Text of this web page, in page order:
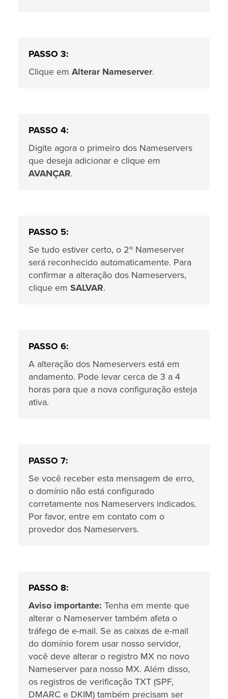
PASSO 3:
Clique em Alterar Nameserver.
PASSO 4:
Digite agora o primeiro dos Nameservers
que deseja adicionar e clique em
AVANÇAR.
PASSO 5:
Se tudo estiver certo, o 2º Nameserver
será reconhecido automaticamente. Para
confirmar a alteração dos Nameservers,
clique em SALVAR.
PASSO 6:
A alteração dos Nameservers está em
andamento. Pode levar cerca de 3 a 4
horas para que a nova configuração esteja
ativa.
PASSO 7:
Se você receber esta mensagem de erro,
o domínio não está configurado
corretamente nos Nameservers indicados.
Por favor, entre em contato com o
provedor dos Nameservers.
PASSO 8:
Aviso importante: Tenha em mente que
alterar o Nameserver também afeta o
tráfego de e-mail. Se as caixas de e-mail
do domínio forem usar nosso servidor,
você deve alterar o registro MX no novo
Nameserver para nosso MX. Além disso,
os registros de verificação TXT (SPF,
DMARC e DKIM) também precisam ser